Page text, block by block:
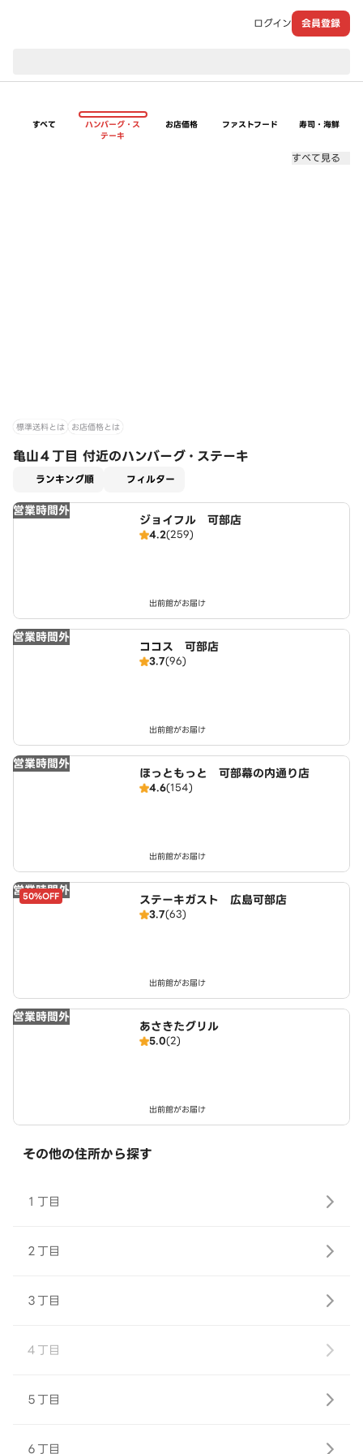
ログイン 会員登録
すべて
ハンバーグ・ス
テーキ
お店価格 ファストフード 寿司・海鮮
すべて見る
標準送料とは お店価格とは
亀山４丁目 付近のハンバーグ・ステーキ
ランキング順 フィルター
営業時間外
ジョイフル 可部店
4.2(259)
出前館がお届け
営業時間外
ココス 可部店
3.7(96)
出前館がお届け
営業時間外
ほっともっと 可部幕の内通り店
4.6(154)
出前館がお届け
営業時間外
50%OFF ステーキガスト 広島可部店
3.7(63)
出前館がお届け
営業時間外
あさきたグリル
5.0(2)
出前館がお届け
その他の住所から探す
１丁目
２丁目
３丁目
４丁目
５丁目
６丁目